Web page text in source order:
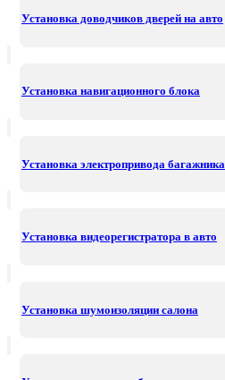
Установка доводчиков дверей на авто
Установка навигационного блока
Установка электропривода багажника
Установка видеорегистратора в авто
Установка шумоизоляции салона